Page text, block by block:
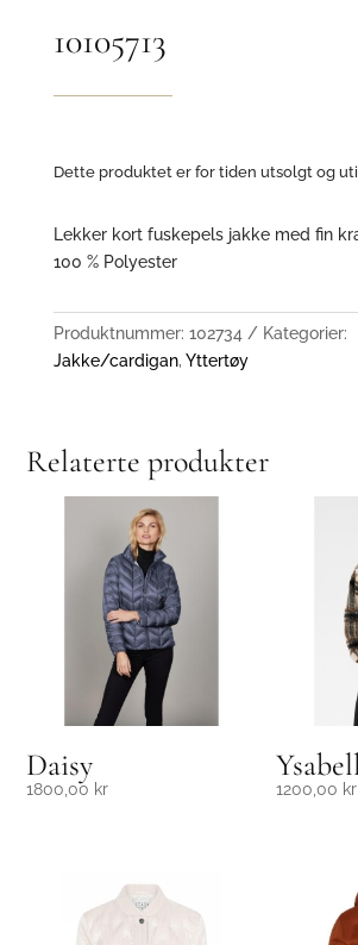
10105713
Dette produktet er for tiden utsolgt og
Lekker kort fuskepels jakke med fin
100 % Polyester
Produktnummer: 102734
Kategorier:
Jakke/cardigan, Yttertøy
Relaterte produkter
Daisy
1800,00 kr 1200,00 kr